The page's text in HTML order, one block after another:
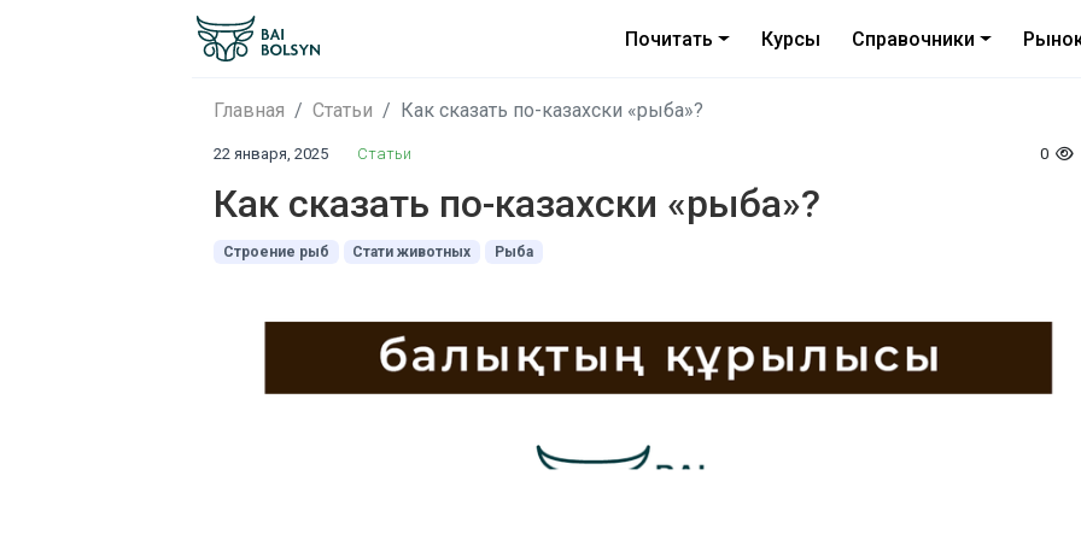
Почитать Курсы Справочники
Главная Статьи Как сказать по-казахски «рыба»?
22 января, 2025 Статьи 0
Как сказать по-казахски «рыба»?
Строение рыб Стати животных Рыба